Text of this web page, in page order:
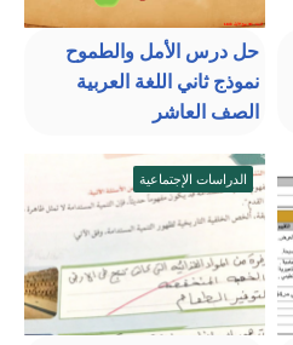
حل درس الأمل والطموح
نموذج ثاني اللغة العربية
الصف العاشر
الدراسات الإجتماعية